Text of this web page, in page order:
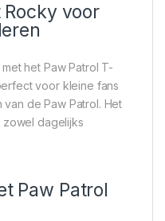
voor
het Paw Patrol T-
voor kleine fans
de Paw Patrol. Het
dagelijks
Paw Patrol